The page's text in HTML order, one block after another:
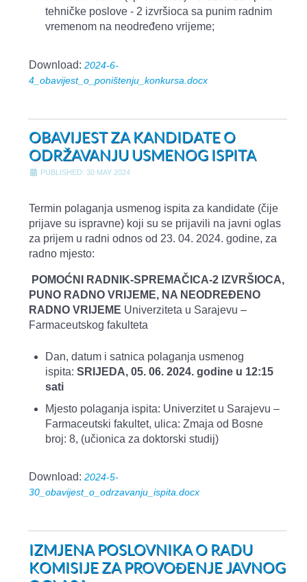
tehničke poslove - 2 izvršioca sa punim radnim
vremenom na neodređeno vrijeme;
Download:2024-6-
4_obavijest_o_poništenju_konkursa.docx
OBAVIJEST ZA KANDIDATE O
ODRŽAVANJU USMENOG ISPITA
PUBLISHED: 30 MAY 2024
Termin polaganja usmenog ispita za kandidate (čije
prijave su ispravne) koji su se prijavili na javni oglas
za prijem u radni odnos od 23. 04. 2024. godine, za
radno mjesto:
POMOĆNI RADNIK-SPREMAČICA-2 IZVRŠIOCA,
PUNO RADNO VRIJEME, NA NEODREĐENO
RADNO VRIJEME Univerziteta u Sarajevu –
Farmaceutskog fakulteta
Dan, datum i satnica polaganja usmenog
ispita:SRIJEDA, 05. 06. 2024. godine u 12:15
sati
Mjesto polaganja ispita: Univerzitet u Sarajevu –
Farmaceutski fakultet, ulica: Zmaja od Bosne
broj: 8, (učionica za doktorski studij)
Download:2024-5-
30_obavijest_o_odrzavanju_ispita.docx
IZMJENA POSLOVNIKA O RADU
KOMISIJE ZA PROVOĐENJE JAVNOG